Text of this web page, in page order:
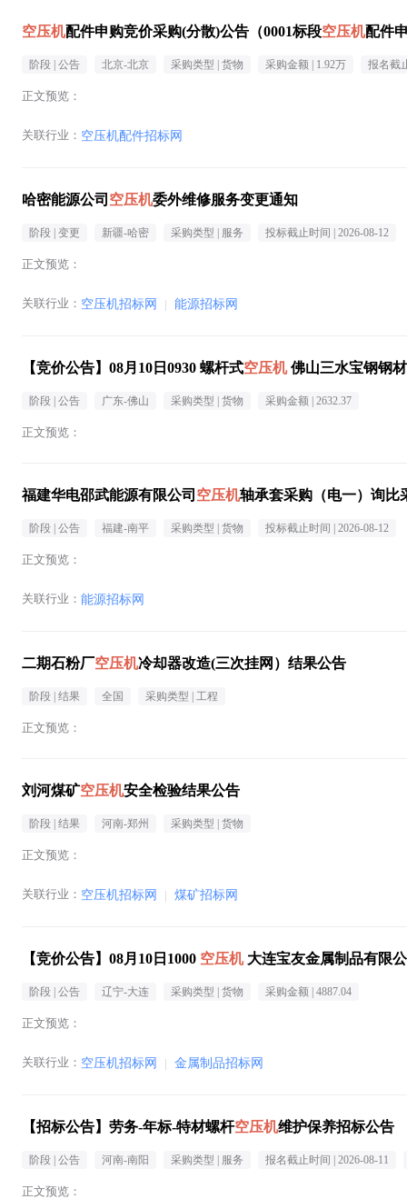
空压机配件申购竞价采购(分散)公告（0001标段空压机配件
阶段 | 公告 北京-北京 采购类型 | 货物 采购金额 | 1.92万 报名截
正文预览：
关联行业： 空压机配件招标网
哈密能源公司 空压机委外维修服务变更通知
阶段 | 变更 新疆-哈密 采购类型 | 服务 投标截止时间 | 2026-08-12
正文预览：
关联行业： 空压机招标网 | 能源招标网
【竞价公告】08月10日0930 螺杆式空压机佛山三水宝钢钢
阶段 | 公告 广东-佛山 采购类型 | 货物 采购金额 | 2632.37
正文预览：
福建华电邵武能源有限公司 空压机轴承套采购（电一）询比
阶段 | 公告 福建-南平 采购类型 | 货物 投标截止时间 | 2026-08-12
正文预览：
关联行业： 能源招标网
二期石粉厂空压机冷却器改造(三次挂网）结果公告
阶段 | 结果 全国 采购类型 | 工程
正文预览：
刘河煤矿空压机安全检验结果公告
阶段 | 结果 河南-郑州 采购类型 | 货物
正文预览：
关联行业： 空压机招标网 | 煤矿招标网
【竞价公告】08月10日1000 空压机大连宝友金属制品有限
阶段 | 公告 辽宁-大连 采购类型 | 货物 采购金额 | 4887.04
正文预览：
关联行业： 空压机招标网 | 金属制品招标网
【招标公告】劳务-年标-特材螺杆空压机维护保养招标公告
阶段 | 公告 河南-南阳 采购类型 | 服务 报名截止时间 | 2026-08-11
正文预览：